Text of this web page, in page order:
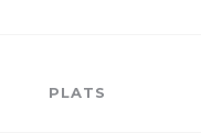
PLATS